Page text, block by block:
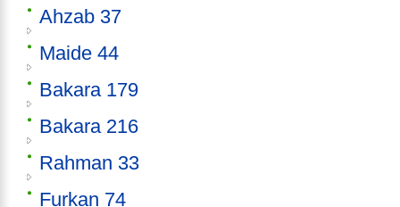
Ahzab 37
Maide 44
Bakara 179
Bakara 216
Rahman 33
Furkan 74